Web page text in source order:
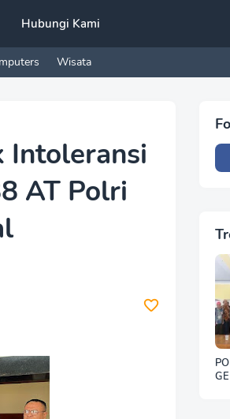
Hubungi Kami
Wisata
Intoleransi
AT Polri